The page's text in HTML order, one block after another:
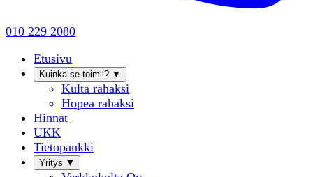
010 229 2080
Etusivu
Kuinka se toimii? ▼
Kulta rahaksi
Hopea rahaksi
Hinnat
UKK
Tietopankki
Yritys ▼